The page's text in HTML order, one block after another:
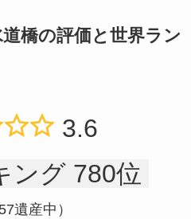
橋の評価と世界ラン
3.6
ング 780位
遺産中）